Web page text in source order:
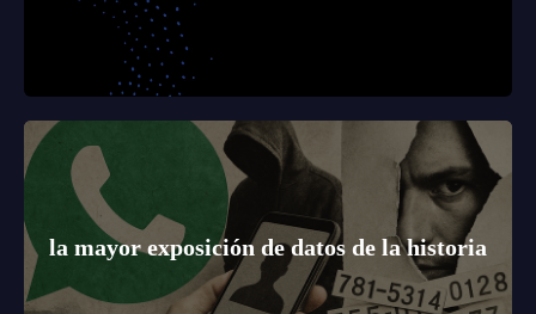
la mayor exposición de datos de la historia